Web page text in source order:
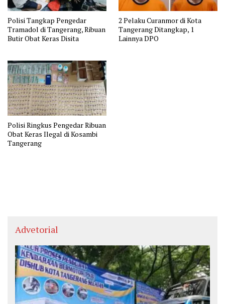
Polisi Tangkap Pengedar
Tramadol di Tangerang, Ribuan
Butir Obat Keras Disita
2 Pelaku Curanmor di Kota
Tangerang Ditangkap, 1
Lainnya DPO
Polisi Ringkus Pengedar Ribuan
Obat Keras Ilegal di Kosambi
Tangerang
Advetorial